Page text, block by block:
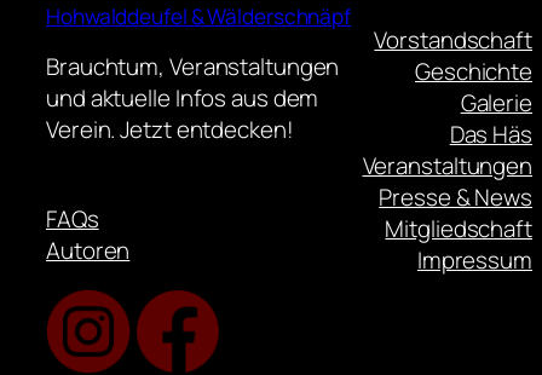
Hohwalddeufel & Wälderschnäpf
Brauchtum, Veranstaltungen
und aktuelle Infos aus dem
Verein. Jetzt entdecken!
FAQs
Autoren
Vorstandschaft
Geschichte
Galerie
Das Häs
Veranstaltungen
Presse & News
Mitgliedschaft
Impressum